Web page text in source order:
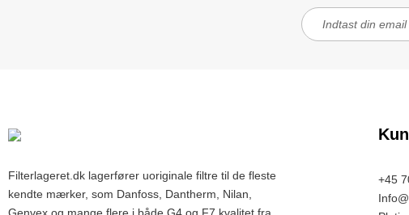
Filterlageret.dk lagerfører uoriginale filtre til de fleste
kendte mærker, som Danfoss, Dantherm, Nilan,
+45